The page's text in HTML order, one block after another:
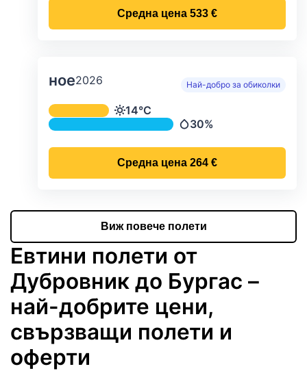
Средна цена 533 €
ное2026 Най-добро за обиколки
Средна месечна температура и
Температура
14°C
Валежи
30%
Средна цена 264 €
Виж повече полети
Евтини полети от
Дубровник до Бургас –
най-добрите цени,
свързващи полети и
оферти